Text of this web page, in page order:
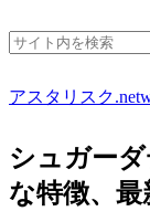
アスタリスク
シュガー
な特徴、